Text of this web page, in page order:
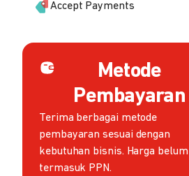
Accept Payments
Metode
Pembayaran
Terima berbagai metode
pembayaran sesuai dengan
kebutuhan bisnis. Harga belum
termasuk PPN.